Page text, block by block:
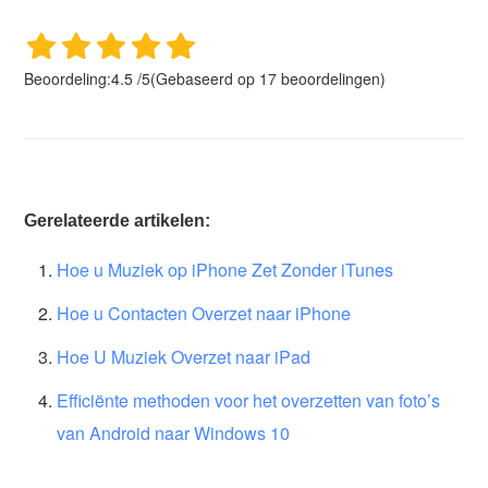
Beoordeling:4.5 /5(Gebaseerd op 17 beoordelingen)
Gerelateerde artikelen:
Hoe u Muziek op iPhone Zet Zonder iTunes
Hoe u Contacten Overzet naar iPhone
Hoe U Muziek Overzet naar iPad
Efficiënte methoden voor het overzetten van foto’s
van Android naar Windows 10